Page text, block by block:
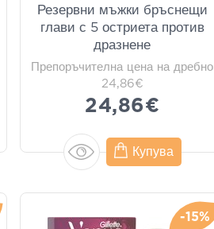
Резервни мъжки бръснещи
глави с 5 остриета против
дразнене
Препоръчителна цена на дребно
24,86€
24,86€
Купува
-15%